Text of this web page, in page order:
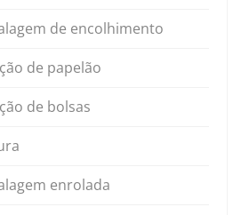
de encolhimento
de papelão
de bolsas
enrolada